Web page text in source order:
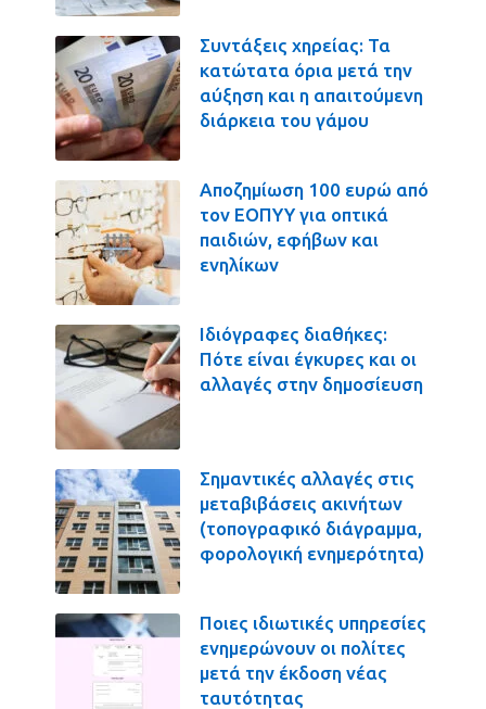
Συντάξεις χηρείας: Τα
κατώτατα όρια μετά την
αύξηση και η απαιτούμενη
διάρκεια του γάμου
Αποζημίωση 100 ευρώ από
τον ΕΟΠΥΥ για οπτικά
παιδιών, εφήβων και
ενηλίκων
Ιδιόγραφες διαθήκες:
Πότε είναι έγκυρες και οι
αλλαγές στην δημοσίευση
Σημαντικές αλλαγές στις
μεταβιβάσεις ακινήτων
(τοπογραφικό διάγραμμα,
φορολογική ενημερότητα)
Ποιες ιδιωτικές υπηρεσίες
ενημερώνουν οι πολίτες
μετά την έκδοση νέας
ταυτότητας